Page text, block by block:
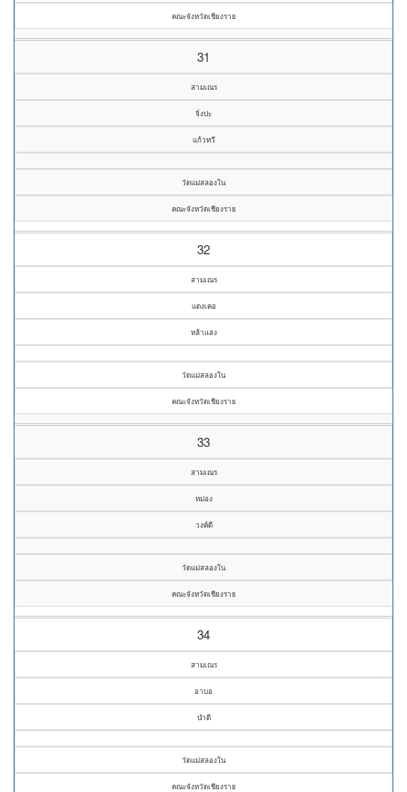
คณะจังหวัดเชียงราย
31
สามเณร
จิ่งปะ
แก้วทวี
วัดแม่สลองใน
คณะจังหวัดเชียงราย
32
สามเณร
แดงเคอ
หล้าแสง
วัดแม่สลองใน
คณะจังหวัดเชียงราย
33
สามเณร
หม่อง
วงค์ดี
วัดแม่สลองใน
คณะจังหวัดเชียงราย
34
สามเณร
อาบอ
นำดี
วัดแม่สลองใน
คณะจังหวัดเชียงราย